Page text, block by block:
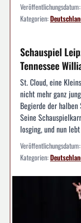
Veröffentlichungsdatum:
Kategorien:
Schauspiel
Tennessee
St. Cloud, eine
nicht mehr ganz
Begierde der
Seine
losging, und nun
Veröffentlichungsdatum:
Kategorien: